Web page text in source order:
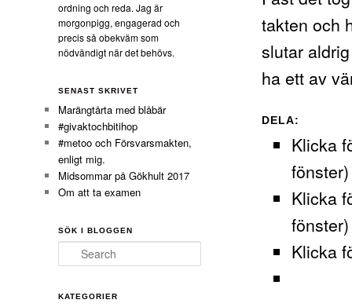
takten och
slutar
ha ett av
DELA:
Klicka
fönster)
Klicka
fönster)
Klicka
ordning och reda. Jag är
morgonpigg, engagerad och
precis så obekväm som
nödvändigt när det behövs.
SENAST SKRIVET
Marängtårta med blåbär
#givaktochbitihop
#metoo och Försvarsmakten,
enligt mig.
Midsommar på Gökhult 2017
Om att ta examen
SÖK I BLOGGEN
Search
KATEGORIER